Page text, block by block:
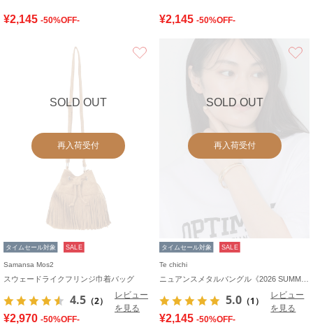
¥2,145 -50%OFF- ¥2,145 -50%OFF-
SOLD OUT
再入荷受付
お気に入り
タイムセール対象 SALE
Samansa Mos2
スウェードライクフリンジ巾着バッグ
4.5 （2）
レビュー
を見る
¥2,970 -50%OFF-
SOLD OUT
再入荷受付
タイムセール対象 SALE
Te chichi
5.0 （1）
レビュー
を見る
¥2,145 -50%OFF-